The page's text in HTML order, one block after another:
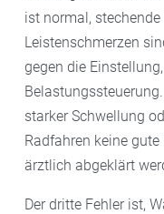
ist normal,
Leistenschmerzen
gegen die
starker Schwellung
Radfahren keine
ärztlich abgeklärt
Der dritte Fehler ist,